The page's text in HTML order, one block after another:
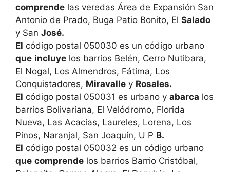
comprende las veredas Área de Expansión San
Antonio de Prado, Buga Patio Bonito, El Salado
y San José.
El código postal 050030 es un código urbano
que incluye los barrios Belén, Cerro Nutibara,
El Nogal, Los Almendros, Fátima, Los
Conquistadores, Miravalle y Rosales.
El código postal 050031 es urbano y abarca los
barrios Bolivariana, El Velódromo, Florida
Nueva, Las Acacias, Laureles, Lorena, Los
Pinos, Naranjal, San Joaquín, U P B.
El código postal 050032 es un código urbano
que comprende los barrios Barrio Cristóbal,